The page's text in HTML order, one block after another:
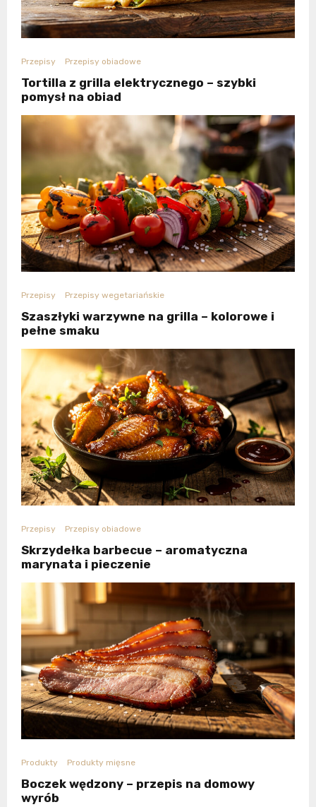
Przepisy Przepisy obiadowe
Tortilla z grilla elektrycznego – szybki
pomysł na obiad
Przepisy Przepisy wegetariańskie
Szaszłyki warzywne na grilla – kolorowe i
pełne smaku
Przepisy Przepisy obiadowe
Skrzydełka barbecue – aromatyczna
marynata i pieczenie
Produkty Produkty mięsne
Boczek wędzony – przepis na domowy
wyrób